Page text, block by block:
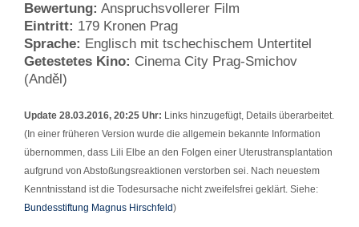
Bewertung: Anspruchsvollerer Film
Eintritt: 179 Kronen Prag
Sprache: Englisch mit tschechischem Untertitel
Getestetes Kino: Cinema City Prag-Smichov
(Anděl)
Update 28.03.2016, 20:25 Uhr: Links hinzugefügt, Details überarbeitet.
(In einer früheren Version wurde die allgemein bekannte Information
übernommen, dass Lili Elbe an den Folgen einer Uterustransplantation
aufgrund von Abstoßungsreaktionen verstorben sei. Nach neuestem
Kenntnisstand ist die Todesursache nicht zweifelsfrei geklärt. Siehe:
Bundesstiftung Magnus Hirschfeld)